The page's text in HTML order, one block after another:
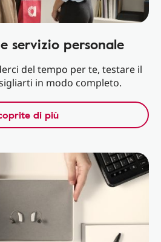
servizio personale
del tempo per te, testare il
in modo completo.
di più